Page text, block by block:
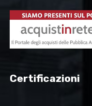
Certificazioni